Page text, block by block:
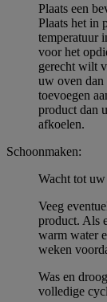
Plaats een
Plaats het in
temperatuur
voor het
gerecht wilt
uw oven
toevoegen
product dan
afkoelen.
Schoonmaken:
Wacht tot
Veeg
product. Als
warm water
weken
Was en
volledige